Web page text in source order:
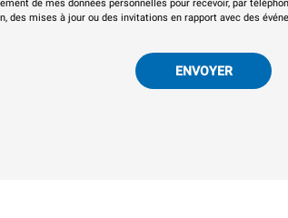
de mes données personnelles pour recevoir, par
des mises à jour ou des invitations en rapport avec des
ENVOYER